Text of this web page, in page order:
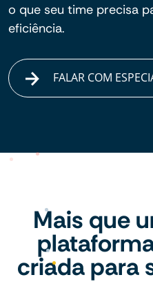
o que seu time precisa
eficiência.
FALAR COM
Mais que
criada para